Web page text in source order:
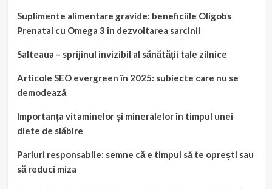
Suplimente alimentare gravide: beneficiile Oligobs
Prenatal cu Omega 3 în dezvoltarea sarcinii
Salteaua – sprijinul invizibil al sănătății tale zilnice
Articole SEO evergreen în 2025: subiecte care nu se
demodează
Importanța vitaminelor și mineralelor în timpul unei
diete de slăbire
Pariuri responsabile: semne că e timpul să te oprești sau
să reduci miza